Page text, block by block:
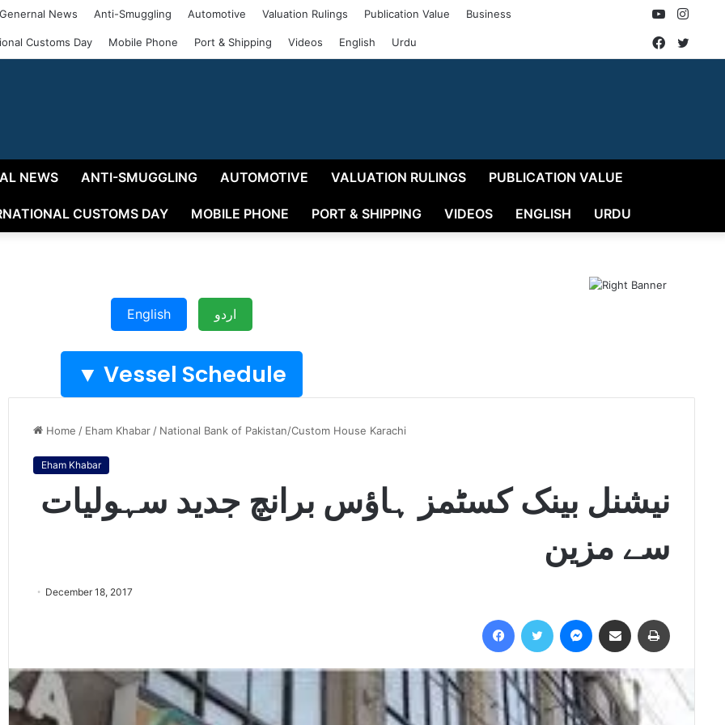
Genernal News Anti-Smuggling Automotive Valuation Rulings Publication Value Business
Customs Day Mobile Phone Port & Shipping Videos English Urdu
YouTube
Facebook
NEWS ANTI-SMUGGLING AUTOMOTIVE VALUATION RULINGS PUBLICATION VALUE
CUSTOMS DAY MOBILE PHONE PORT & SHIPPING VIDEOS ENGLISH URDU
English اردو
Vessel Schedule ▼
Home / Eham Khabar / National Bank of Pakistan/Custom House Karachi
Eham Khabar
نیشنل بینک کسٹمز ہاﺅس برانچ جدید سہولیات
سے مزین
December 18, 2017